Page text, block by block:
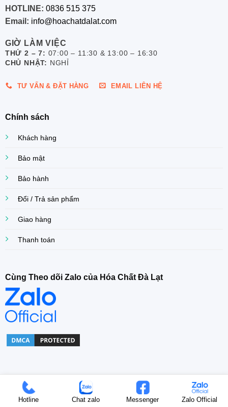
Hotline Chat zalo Messenger Zalo Official
HOTLINE: 0836 515 375
Email: info@hoachatdalat.com
GIỜ LÀM VIỆC
THỨ 2 – 7: 07:00 – 11:30 & 13:00 – 16:30
CHỦ NHẬT: NGHỈ
TƯ VẤN & ĐẶT HÀNG EMAIL LIÊN HỆ
Chính sách
Khách hàng
Bảo mật
Bảo hành
Đổi / Trả sản phẩm
Giao hàng
Thanh toán
Cùng Theo dõi Zalo của Hóa Chất Đà Lạt
Copyright© 2022 Khoa Dang Company. All right Reserved.